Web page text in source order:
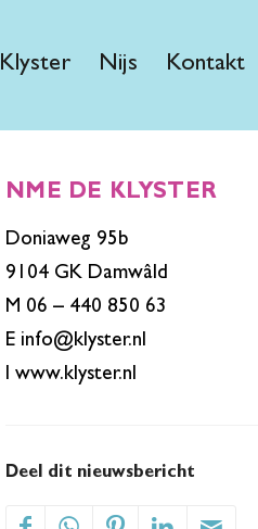
Nijs Kontakt
NME DE KLYSTER
Doniaweg 95b
9104 GK Damwâld
M 06 – 440 850 63
E info@klyster.nl
Iwww.klyster.nl
Deel dit nieuwsbericht